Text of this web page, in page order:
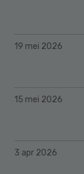
19 mei 2026
15 mei 2026
3 apr 2026